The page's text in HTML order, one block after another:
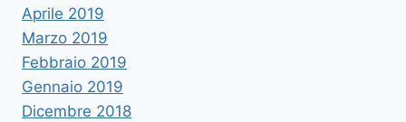
Aprile 2019
Marzo 2019
Febbraio 2019
Gennaio 2019
Dicembre 2018